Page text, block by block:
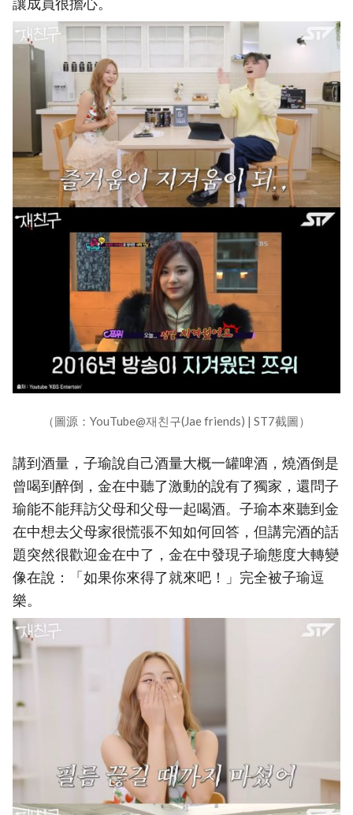
（圖源：YouTube@재친구(Jae friends) | ST7截圖）
講到酒量，子瑜說自己酒量大概一罐啤酒，燒酒倒是
曾喝到醉倒，金在中聽了激動的說有了獨家，還問子
瑜能不能拜訪父母和父母一起喝酒。子瑜本來聽到金
在中想去父母家很慌張不知如何回答，但講完酒的話
題突然很歡迎金在中了，金在中發現子瑜態度大轉變
像在說：「如果你來得了就來吧！」完全被子瑜逗
樂。